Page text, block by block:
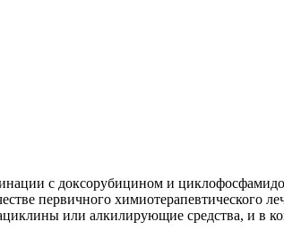
с доксорубицином и
первичного химиотерапевтического
или алкилирующие средства, и в